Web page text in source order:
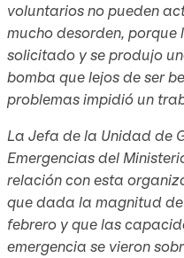
voluntarios no pueden
mucho desorden, porque
solicitado y se produjo
bomba que lejos de ser
problemas impidió un
La Jefa de la Unidad de
Emergencias del
relación con esta
que dada la magnitud de
febrero y que las
emergencia se vieron